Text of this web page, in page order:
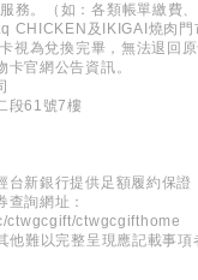
務。（如：各類帳單繳費、
CHICKEN及IKIGAI燒肉門
視為兌換完畢，無法退回原
官網公告資訊。
段61號7樓
新銀行提供足額履約保
詢網址：
ctwgcgift/ctwgcgifthome
難以完整呈現應記載事項